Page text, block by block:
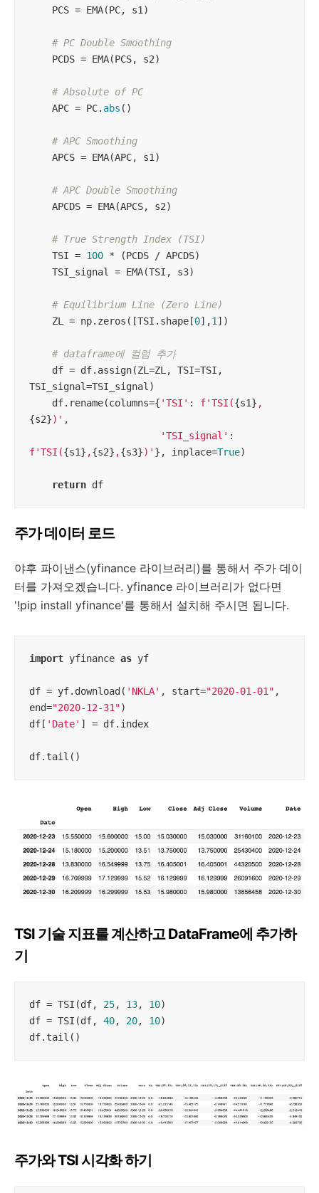
# PC Double Smoothing
# Absolute of PC
    APC = PC.
abs ()
# APC Smoothing
# APC Double Smoothing
# True Strength Index (TSI)
    TSI =
100 * (PCDS / APCDS)
# Equilibrium Line (Zero Line)
    ZL = np.zeros([TSI.shape[
0],1 ])
# dataframe에 컬럼 추가
TSI_signal=TSI_signal)
    df.rename(columns={
'TSI' : f'TSI({s1} ,
{s2})' ,
'TSI_signal'
f'TSI({s1} ,{s2} ,{s3})' }, inplace=True)
return df
주가 데이터 로드
야후 파이낸스(yfinance 라이브러리)를 통해서 주가 데이
터를 가져오겠습니다. yfinance 라이브러리가 없다면
'!pip install yfinance'를 통해서 설치해 주시면 됩니다.
import yfinance as yf
df = yf.download( 'NKLA' , start="2020-01-01" ,
end="2020-12-31")
df[ 'Date' ] = df.index
df.tail()
TSI 기술 지표를 계산하고 DataFrame에 추가하
기
df = TSI(df, 25, 13, 10)
df = TSI(df, 40, 20, 10)
df.tail()
주가와 TSI 시각화 하기